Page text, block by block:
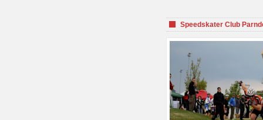
Speedskater Club